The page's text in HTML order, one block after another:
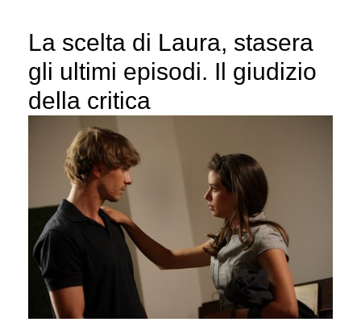
La scelta di Laura, stasera
gli ultimi episodi. Il giudizio
della critica